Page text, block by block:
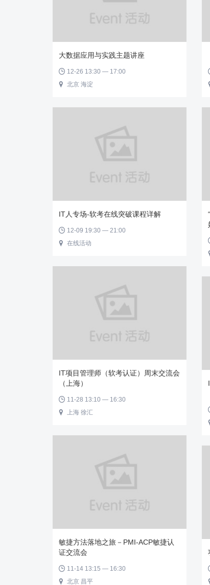
大数据应用与实践主题讲座
 12-26 13:30 — 17:00
 北京 海淀
IT人专场-软考在线突破课程详解
 12-09 19:30 — 21:00
 在线活动
IT项目管理师（软考认证）周末交流会
（上海）
 11-28 13:10 — 16:30
 上海 徐汇
敏捷方法落地之旅－PMI-ACP敏捷认
证交流会
 11-14 13:15 — 16:30
 北京 昌平